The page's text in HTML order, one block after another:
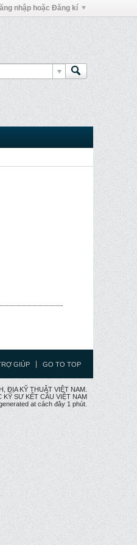
nhập hoặc Đăng kí
GIÚP GO TO TOP
ĐỊA KỸ THUẬT VIỆT NAM.
SƯ KẾT CÂU VIỆT NAM
at cách đây 1 phút.